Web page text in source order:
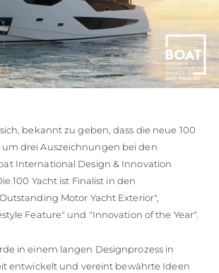
bekannt zu geben, dass die neue 100
um drei Auszeichnungen bei den
International Design & Innovation
100 Yacht ist Finalist in den
Motor Yacht Exterior",
Feature" und "Innovation of the Year".
in einem langen Designprozess in
entwickelt und vereint bewährte Ideen